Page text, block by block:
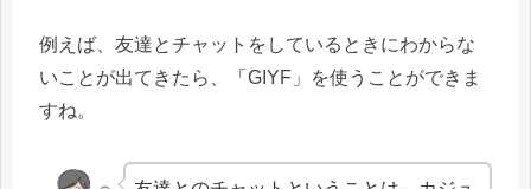
例えば、友達とチャットをしているときにわからな
いことが出てきたら、「GIYF」を使うことができま
すね。